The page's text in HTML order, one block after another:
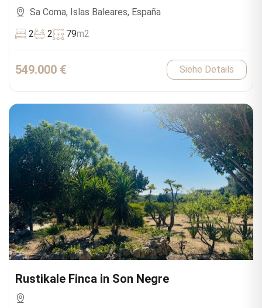
Sa Coma, Islas Baleares, España
2
2 79m2
549.000 € Siehe Details
Rustikale Finca in Son Negre